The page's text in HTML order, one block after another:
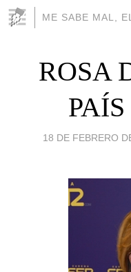
ME SABE MAL,
ROSA
18 DE FEBRERO